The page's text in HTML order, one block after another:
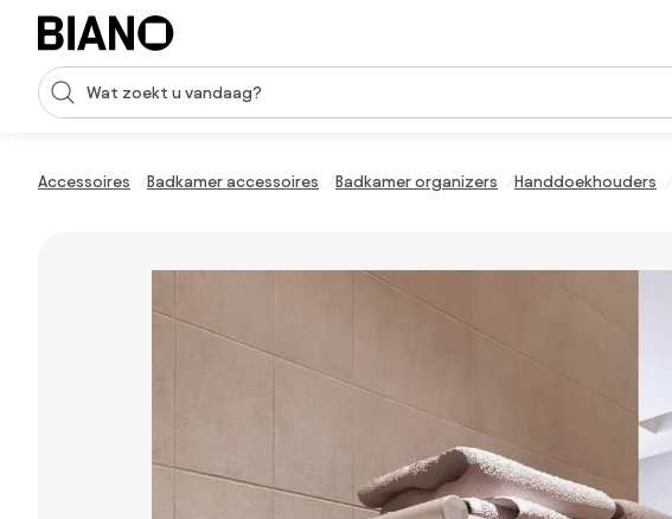
Navigatie overslaan, naar inhoud springen
Zoekopdracht invoeren
Accessoires Badkamer accessoires Badkamer organizers Handdoekhouders